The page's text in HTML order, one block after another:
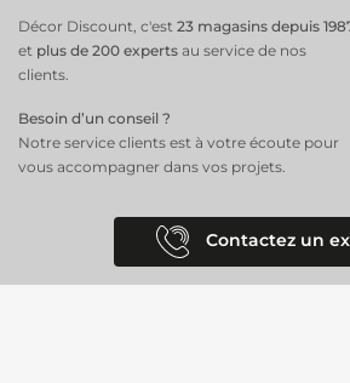
Décor Discount, c'est 23 magasins depuis
et plus de 200 experts au service de nos
clients.
Besoin d’un conseil ?
Notre service clients est à votre écoute pour
vous accompagner dans vos projets.
Contactez un